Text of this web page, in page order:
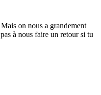
on nous a grandement
à nous faire un retour si tu